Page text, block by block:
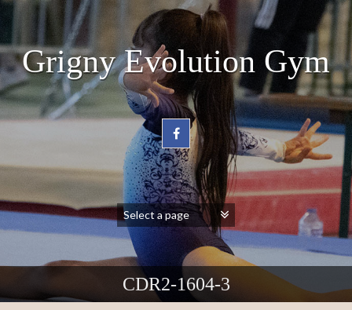
Grigny Evolution Gym
CDR2-1604-3